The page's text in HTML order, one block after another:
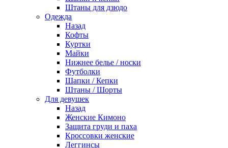
Штаны для дзюдо
Одежда
Назад
Кофты
Куртки
Майки
Нижнее белье / носки
Футболки
Шапки / Кепки
Штаны / Шорты
Для девушек
Назад
Женские Кимоно
Защита груди и паха
Кроссовки женские
Леггинсы